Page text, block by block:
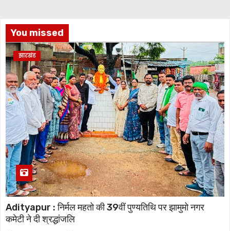
You missed
झारखंड
Adityapur : निर्मल महतो की 39वीं पुण्यतिथि पर झामुमो नगर
कमेटी ने दी श्रद्धांजलि